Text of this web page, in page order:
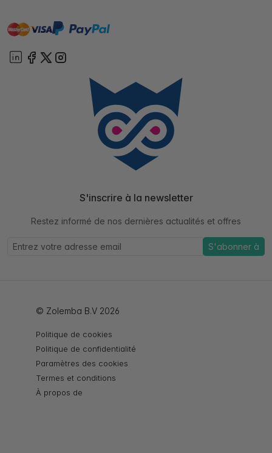
mastervisa paypal
S'inscrire à la newsletter
Restez informé de nos dernières actualités et offres
S'abonner à
© Zolemba B.V 2026
Politique de cookies
Politique de confidentialité
Paramètres des cookies
Termes et conditions
À propos de